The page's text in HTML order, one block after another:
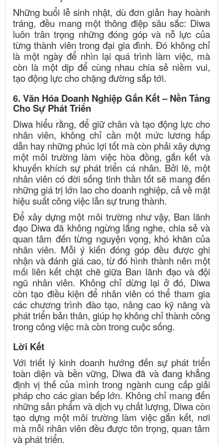
Những buổi lễ sinh nhật, dù đơn giản hay hoành
tráng, đều mang một thông điệp sâu sắc: Diwa
luôn trân trọng những đóng góp và nỗ lực của
từng thành viên trong đại gia đình. Đó không chỉ
là một ngày để nhìn lại quá trình làm việc, mà
còn là một dịp để cùng nhau chia sẻ niềm vui,
tạo động lực cho chặng đường sắp tới.
6. Văn Hóa Doanh Nghiệp Gắn Kết – Nền Tảng
Cho Sự Phát Triển
Diwa hiểu rằng, để giữ chân và tạo động lực cho
nhân viên, không chỉ cần một mức lương hấp
dẫn hay những phúc lợi tốt mà còn phải xây dựng
một môi trường làm việc hòa đồng, gắn kết và
khuyến khích sự phát triển cá nhân. Bởi lẽ, một
nhân viên có đời sống tinh thần tốt sẽ mang đến
những giá trị lớn lao cho doanh nghiệp, cả về mặt
hiệu suất công việc lẫn sự trung thành.
Để xây dựng một môi trường như vậy, Ban lãnh
đạo Diwa đã không ngừng lắng nghe, chia sẻ và
quan tâm đến từng nguyện vọng, khó khăn của
nhân viên. Mỗi ý kiến đóng góp đều được ghi
nhận và đánh giá cao, từ đó hình thành nên một
mối liên kết chặt chẽ giữa Ban lãnh đạo và đội
ngũ nhân viên. Không chỉ dừng lại ở đó, Diwa
còn tạo điều kiện để nhân viên có thể tham gia
các chương trình đào tạo, nâng cao kỹ năng và
phát triển bản thân, giúp họ không chỉ thành công
trong công việc mà còn trong cuộc sống.
Lời Kết
Với triết lý kinh doanh hướng đến sự phát triển
toàn diện và bền vững, Diwa đã và đang khẳng
định vị thế của mình trong ngành cung cấp giải
pháp cho các gian bếp lớn. Không chỉ mang đến
những sản phẩm và dịch vụ chất lượng, Diwa còn
tạo dựng một môi trường làm việc gắn kết, nơi
mà mỗi nhân viên đều được tôn trọng, quan tâm
và phát triển.